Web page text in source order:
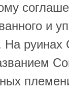
и
На